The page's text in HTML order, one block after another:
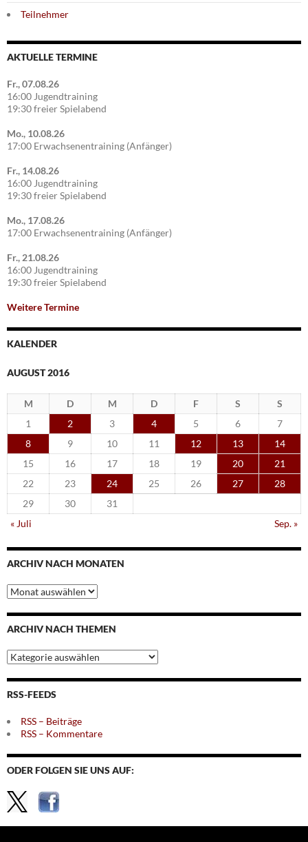
Teilnehmer
AKTUELLE TERMINE
Fr., 07.08.26
16:00 Jugendtraining
19:30 freier Spielabend
Mo., 10.08.26
17:00 Erwachsenentraining (Anfänger)
Fr., 14.08.26
16:00 Jugendtraining
19:30 freier Spielabend
Mo., 17.08.26
17:00 Erwachsenentraining (Anfänger)
Fr., 21.08.26
16:00 Jugendtraining
19:30 freier Spielabend
Weitere Termine
KALENDER
AUGUST 2016
M D M D F S
S
1
2 3 4 5 6
7
8
9 10 11 12 13
14
15
16 17 18 19 20
21
22
23 24 25 26 27
28
29
30
31
« Juli
Sep. »
ARCHIV NACH MONATEN
Archiv
nach
Monaten
ARCHIV NACH THEMEN
Archiv
nach
Themen
RSS-FEEDS
RSS – Beiträge
RSS – Kommentare
ODER FOLGEN SIE UNS AUF: